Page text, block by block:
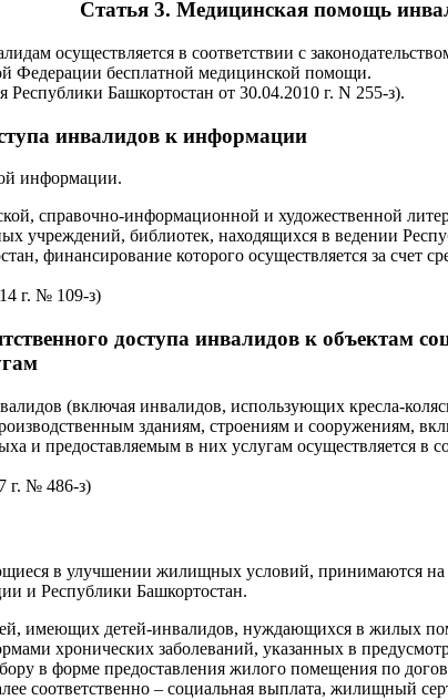
Статья 3. Медицинская помощь
осуществляется в соответствии с
Федерации бесплатной медицинской помощи.
Республики Башкортостан от 30.04.2010 г. N 255-з).
инвалидов к информации
информации.
справочно-информационной и художественной
учреждений, библиотек, находящихся в ведении
финансирование которого осуществляется за счет
г. № 109-з)
доступа инвалидов к объектам
(включая инвалидов, использующих кресла-
зданиям, строениям и сооружениям,
и предоставляемым в них услугам осуществляется
г. № 486-з)
в улучшении жилищных условий, принимаются
и Республики Башкортостан.
имеющих детей-инвалидов, нуждающихся в жилых
хронических заболеваний, указанных в
в форме предоставления жилого помещения по
соответственно – социальная выплата, жилищный